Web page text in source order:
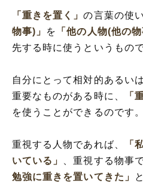
「重きを置く」の言葉の使
物事)」
を 「他の人物(他の物
先する時に使うというもので
自分にとって相対的あるい
重要なものがある時に、
「
を使うことができるのです。
重視する人物であれば、
「
いている」
、重視する物事
勉強に重きを置いてきた」